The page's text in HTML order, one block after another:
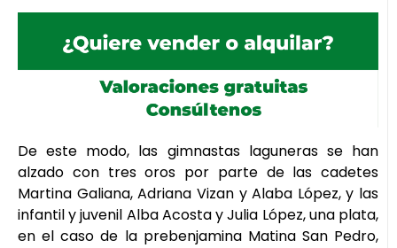
De este modo, las gimnastas laguneras se han
alzado con tres oros por parte de las cadetes
Martina Galiana, Adriana Vizan y Alaba López, y las
infantil y juvenil Alba Acosta y Julia López, una plata,
en el caso de la prebenjamina Matina San Pedro,